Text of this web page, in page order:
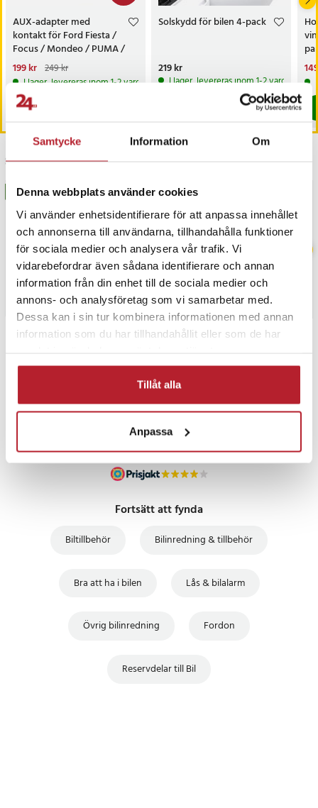
Samtycke Information Om
Denna webbplats använder cookies
Vi använder enhetsidentifierare för att anpassa innehållet
och annonserna till användarna, tillhandahålla funktioner
för sociala medier och analysera vår trafik. Vi
vidarebefordrar även sådana identifierare och annan
information från din enhet till de sociala medier och
annons- och analysföretag som vi samarbetar med.
Dessa kan i sin tur kombinera informationen med annan
information som du har tillhandahållit eller som de har
Tillåt alla
Anpassa
AUX-adapter med
kontakt för Ford Fiesta /
Focus / Mondeo / PUMA /
MK2 / MK3 / S-MAX
Nuvarande pris
199 krTidigare pris:249 kr
199 kr 249 kr
I lager, levereras inom 1-2 vardagar
Solskydd för bilen 4-pack
Pris:219 kr
219 kr
I lager, levereras inom 1-2 vardagar
Senast besökta
BÄSTSÄLJARE BÄSTSÄLJARE
UTFÖRSÄLJNING
Fortsätt att fynda
Biltillbehör Bilinredning & tillbehör
Bra att ha i bilen Lås & bilalarm
Övrig bilinredning Fordon
Reservdelar till Bil